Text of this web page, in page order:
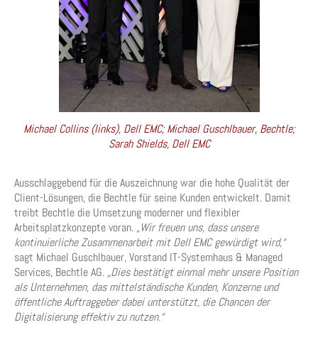
Michael Collins (links), Dell EMC; Michael Guschlbauer, Bechtle;
Sarah Shields, Dell EMC
Ausschlaggebend für die Auszeichnung war die hohe Qualität der
Client-Lösungen, die Bechtle für seine Kunden entwickelt. Damit
treibt Bechtle die Umsetzung moderner und flexibler
Arbeitsplatzkonzepte voran. „Wir freuen uns, dass unsere
kontinuierliche Zusammenarbeit mit Dell EMC gewürdigt wird,“
sagt Michael Guschlbauer, Vorstand IT-Systemhaus & Managed
Services, Bechtle AG. „Dies bestätigt einmal mehr unsere Position
als Unternehmen, das mittelständische Kunden, Konzerne und
öffentliche Auftraggeber dabei unterstützt, die Chancen der
Digitalisierung effektiv zu nutzen.“